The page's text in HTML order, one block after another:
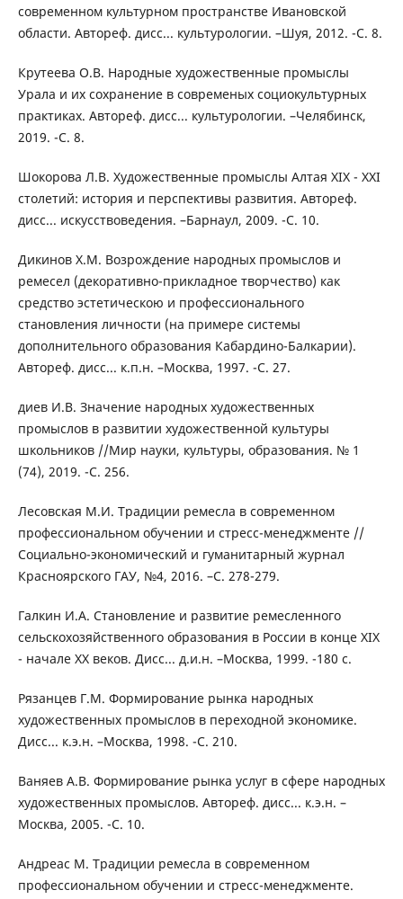
современном культурном пространстве Ивановской
области. Автореф. дисс... культурологии. –Шуя, 2012. -С. 8.
Крутеева О.В. Народные художественные промыслы
Урала и их сохранение в современых социокультурных
практиках. Автореф. дисс... культурологии. –Челябинск,
2019. -С. 8.
Шокорова Л.В. Художественные промыслы Алтая XIX - XXI
столетий: история и перспективы развития. Автореф.
дисс... искусствоведения. –Барнаул, 2009. -С. 10.
Дикинов Х.М. Возрождение народных промыслов и
ремесел (декоративно-прикладное творчество) как
средство эстетическою и профессионального
становления личности (на примере системы
дополнительного образования Кабардино-Балкарии).
Автореф. дисс... к.п.н. –Москва, 1997. -С. 27.
диев И.В. Значение народных художественных
промыслов в развитии художественной культуры
школьников //Мир науки, культуры, образования. № 1
(74), 2019. -С. 256.
Лесовская М.И. Традиции ремесла в современном
профессиональном обучении и стресс-менеджменте //
Социально-экономический и гуманитарный журнал
Красноярского ГАУ, №4, 2016. –С. 278-279.
Галкин И.А. Становление и развитие ремесленного
сельскохозяйственного образования в России в конце ХIХ
- начале ХХ веков. Дисс... д.и.н. –Москва, 1999. -180 с.
Рязанцев Г.М. Формирование рынка народных
художественных промыслов в переходной экономике.
Дисс... к.э.н. –Москва, 1998. -С. 210.
Ваняев А.В. Формирование рынка услуг в сфере народных
художественных промыслов. Автореф. дисс... к.э.н. –
Москва, 2005. -С. 10.
Андреас М. Традиции ремесла в современном
профессиональном обучении и стресс-менеджменте.